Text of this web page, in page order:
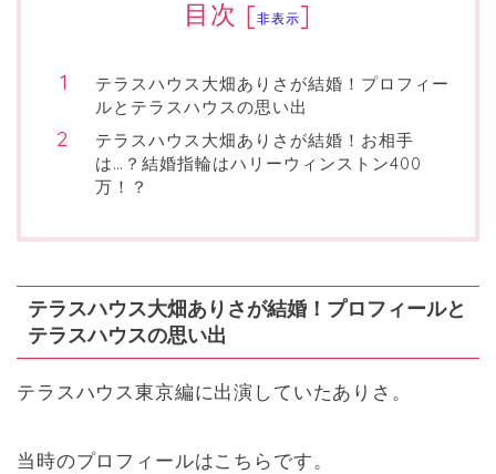
目次 [非表示]
テラスハウス大畑ありさが結婚！プロフィー
ルとテラスハウスの思い出
テラスハウス大畑ありさが結婚！お相手
は…？結婚指輪はハリーウィンストン400
万！？
テラスハウス大畑ありさが結婚！プロフィールと
テラスハウスの思い出
テラスハウス東京編に出演していたありさ。
当時のプロフィールはこちらです。